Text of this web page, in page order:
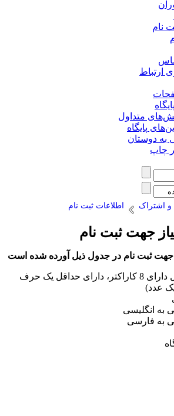
متداول
پایگاه
دوستان
چاپ
اشتراک اطلاعات ثبت نام
جهت ثبت نام
ثبت نام در جدول ذیل آورده شده است
رمز عبور (حداقل دارای 8 کاراکتر، دارای حداقل یک حرف
عدد)
به انگلیسی
به فارسی